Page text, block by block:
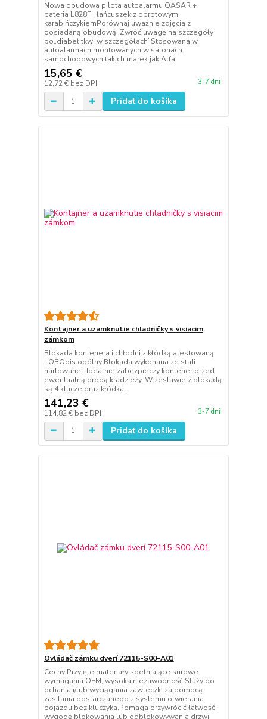
Nowa obudowa pilota autoalarmu QASAR +
bateria L828F i łańcuszek z obrotowym
karabińczykiemPorównaj uważnie zdjęcia z
posiadaną obudową. Zwróć uwagę na szczegóły
bo„diabeł tkwi w szczegółach”Stosowana w
autoalarmach montowanych w salonach
samochodowych takich marek jak:Alfa
15,65 €
12,72 € bez DPH 3-7 dni
Pridať do košíka
Kontajner a uzamknutie chladničky s visiacim
zámkom
Blokada kontenera i chłodni z kłódką atestowaną
LOBOpis ogólny:Blokada wykonana ze stali
hartowanej. Idealnie zabezpieczy kontener przed
ewentualną próbą kradzieży. W zestawie z blokadą
są 4 klucze oraz kłódka.
141,23 €
114,82 € bez DPH 3-7 dni
Pridať do košíka
Ovládač zámku dverí 72115-S00-A01
Cechy:Przyjęte materiały spełniające surowe
wymagania OEM, wysoka niezawodność.Służy do
pchania i/lub wyciągania zawleczki za pomocą
zasilania dostarczanego z systemu otwierania
pojazdu bez kluczyka.Pomaga przywrócić łatwość i
wygodę blokowania lub odblokowywania drzwi